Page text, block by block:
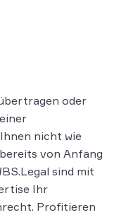
oder
nicht wie
von Anfang
sind mit
Ihr
Profitieren